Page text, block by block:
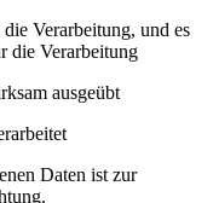
Verarbeitung, und es
die Verarbeitung
ausgeübt
Daten ist zur